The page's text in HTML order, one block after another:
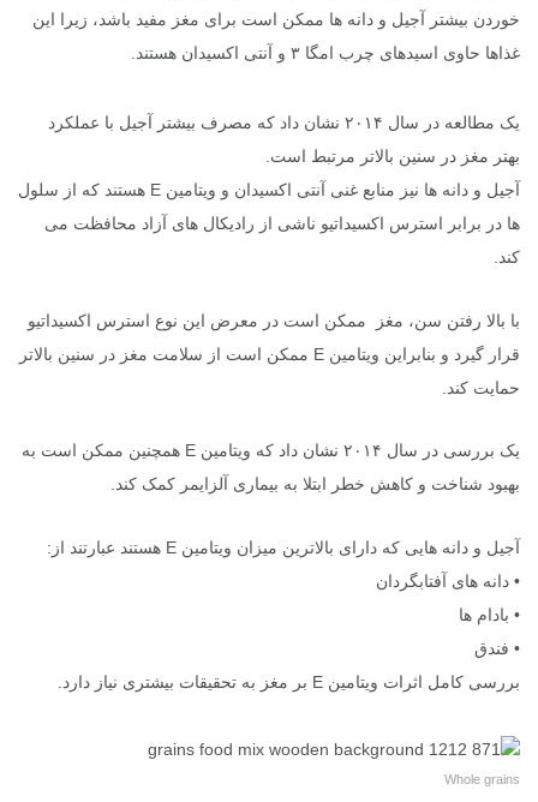
خوردن بیشتر آجیل و دانه ها ممکن است برای مغز مفید باشد، زیرا این
غذاها حاوی اسیدهای چرب امگا ۳ و آنتی اکسیدان هستند.
یک مطالعه در سال ۲۰۱۴ نشان داد که مصرف بیشتر آجیل با عملکرد
بهتر مغز در سنین بالاتر مرتبط است.
آجیل و دانه ها نیز منابع غنی آنتی اکسیدان و ویتامین E هستند که از سلول
ها در برابر استرس اکسیداتیو ناشی از رادیکال های آزاد محافظت می
کند.
با بالا رفتن سن، مغز ممکن است در معرض این نوع استرس اکسیداتیو
قرار گیرد و بنابراین ویتامین E ممکن است از سلامت مغز در سنین بالاتر
حمایت کند.
یک بررسی در سال ۲۰۱۴ نشان داد که ویتامین E همچنین ممکن است به
بهبود شناخت و کاهش خطر ابتلا به بیماری آلزایمر کمک کند.
آجیل و دانه هایی که دارای بالاترین میزان ویتامین E هستند عبارتند از:
• دانه های آفتابگردان
• بادام ها
• فندق
بررسی کامل اثرات ویتامین E بر مغز به تحقیقات بیشتری نیاز دارد.
Whole grains